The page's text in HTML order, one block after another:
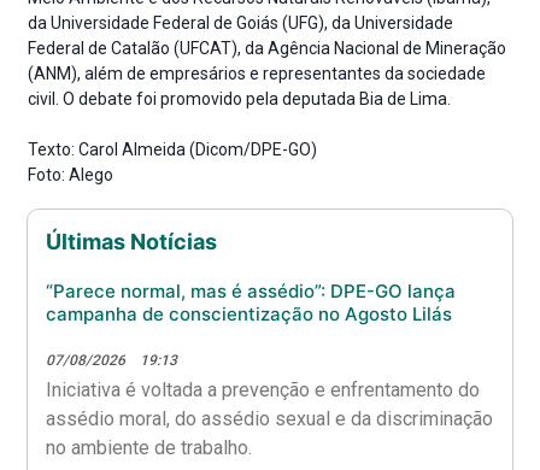
da Universidade Federal de Goiás (UFG), da Universidade
Federal de Catalão (UFCAT), da Agência Nacional de Mineração
(ANM), além de empresários e representantes da sociedade
civil. O debate foi promovido pela deputada Bia de Lima.
Texto: Carol Almeida (Dicom/DPE-GO)
Foto: Alego
Últimas Notícias
“Parece normal, mas é assédio”: DPE-GO lança
campanha de conscientização no Agosto Lilás
07/08/2026 19:13
Iniciativa é voltada a prevenção e enfrentamento do
assédio moral, do assédio sexual e da discriminação
no ambiente de trabalho.